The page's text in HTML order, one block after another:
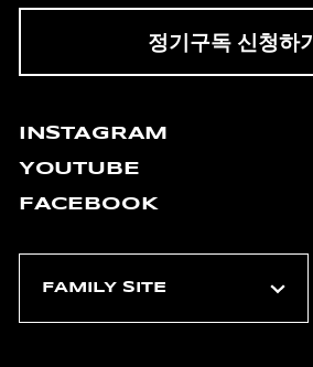
정기구독 신청하기
INSTAGRAM
YOUTUBE
FACEBOOK